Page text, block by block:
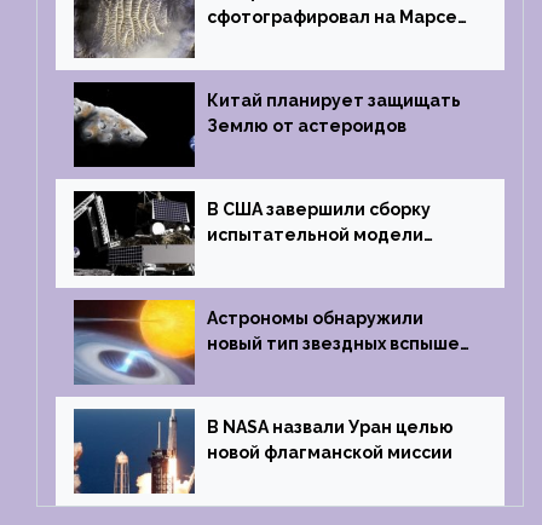
сфотографировал на Марсе
на отпечаток пальца
Китай планирует защищать
Землю от астероидов
В США завершили сборку
испытательной модели
Griffin
Астрономы обнаружили
новый тип звездных вспышек
В NASA назвали Уран целью
новой флагманской миссии